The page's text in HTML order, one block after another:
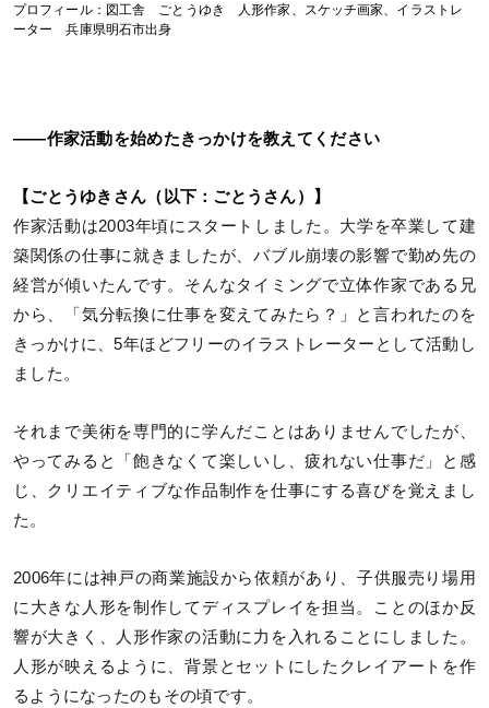
プロフィール：図工舎 ごとうゆき 人形作家、スケッチ画家、イラストレ
ーター 兵庫県明石市出身
――作家活動を始めたきっかけを教えてください
【ごとうゆきさん（以下：ごとうさん）】
作家活動は2003年頃にスタートしました。大学を卒業して建
築関係の仕事に就きましたが、バブル崩壊の影響で勤め先の
経営が傾いたんです。そんなタイミングで立体作家である兄
から、「気分転換に仕事を変えてみたら？」と言われたのを
きっかけに、5年ほどフリーのイラストレーターとして活動し
ました。
それまで美術を専門的に学んだことはありませんでしたが、
やってみると「飽きなくて楽しいし、疲れない仕事だ」と感
じ、クリエイティブな作品制作を仕事にする喜びを覚えまし
た。
2006年には神戸の商業施設から依頼があり、子供服売り場用
に大きな人形を制作してディスプレイを担当。ことのほか反
響が大きく、人形作家の活動に力を入れることにしました。
人形が映えるように、背景とセットにしたクレイアートを作
るようになったのもその頃です。